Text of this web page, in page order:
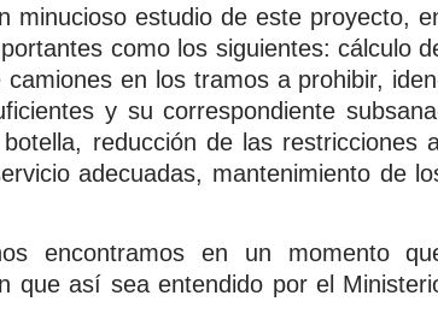
minucioso estudio de este proyecto,
como los siguientes: cálculo
en los tramos a prohibir,
y su correspondiente
reducción de las restricciones
adecuadas, mantenimiento de
encontramos en un momento
que así sea entendido por el